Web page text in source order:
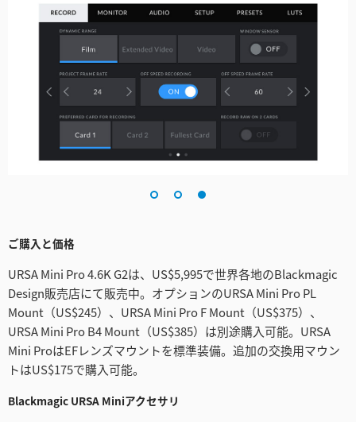
ご購入と価格
URSA Mini Pro 4.6K G2は、US$5,995で世界各地のBlackmagic
Design販売店にて販売中。オプションのURSA Mini Pro PL
Mount（US$245）、URSA Mini Pro F Mount（US$375）、
URSA Mini Pro B4 Mount（US$385）は別途購入可能。URSA
Mini ProはEFレンズマウントを標準装備。追加の交換用マウン
トはUS$175で購入可能。
Blackmagic URSA Miniアクセサリ